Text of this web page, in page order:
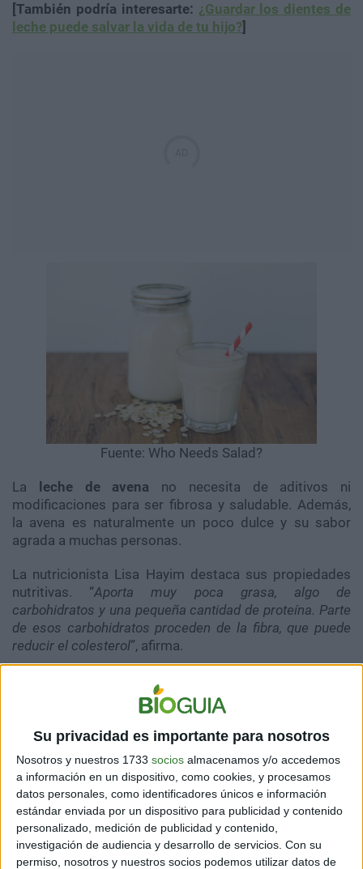
Su privacidad es importante para nosotros
Nosotros y nuestros 1733 socios almacenamos y/o accedemos
a información en un dispositivo, como cookies, y procesamos
datos personales, como identificadores únicos e información
estándar enviada por un dispositivo para publicidad y contenido
personalizado, medición de publicidad y contenido,
investigación de audiencia y desarrollo de servicios. Con su
permiso, nosotros y nuestros socios podemos utilizar datos de
[También podría interesarte: ¿Guardar los dientes de
leche puede salvar la vida de tu hijo?]
Fuente: Who Needs Salad?
La leche de avena no necesita de aditivos ni
modificaciones para ser fibrosa y saludable. Además,
la avena es naturalmente un poco dulce y su sabor
agrada a muchas personas.
La nutricionista Lisa Hayim destaca sus propiedades
nutritivas. “Aporta muy poca grasa, algo de
carbohidratos y una pequeña cantidad de proteína. Parte
de esos carbohidratos proceden de la fibra, que puede
reducir el colesterol”, afirma.
Según Hayim, no necesariamente, las demás leches,
como la de almendras, soja o coco, contienen
propiedades nutritivas muy diferentes entre sí. “No es
considerar las diferencias entre sus composiciones de
macronutrientes”, aclara Hayim.